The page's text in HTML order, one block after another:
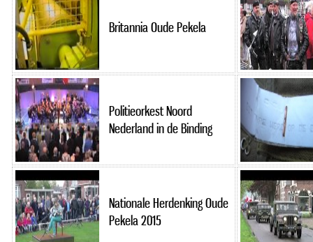
Britannia Oude Pekela
Politieorkest Noord
Nederland in de Binding
Nationale Herdenking Oude
Pekela 2015